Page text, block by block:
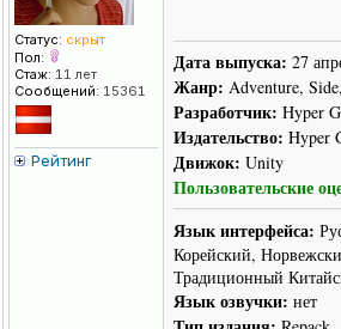
Статус: скрыт
Пол:
Стаж: 11 лет
Сообщений: 15361
Рейтинг
Дата выпуска: 27
Жанр: Adventure,
Разработчик: Hyper
Издательство: Hyper
Движок: Unity
Пользовательские
Язык интерфейса:
Корейский,
Традиционный
Язык озвучки: нет